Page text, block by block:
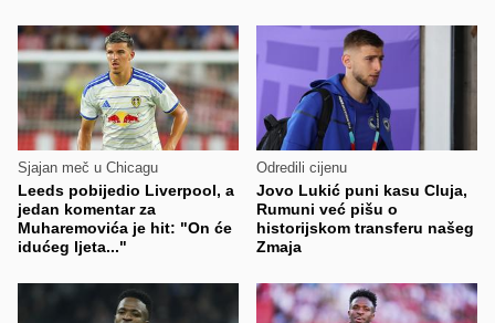
Sjajan meč u Chicagu
Leeds pobijedio Liverpool, a
jedan komentar za
Muharemovića je hit: "On će
idućeg ljeta..."
Odredili cijenu
Jovo Lukić puni kasu Cluja,
Rumuni već pišu o
historijskom transferu našeg
Zmaja